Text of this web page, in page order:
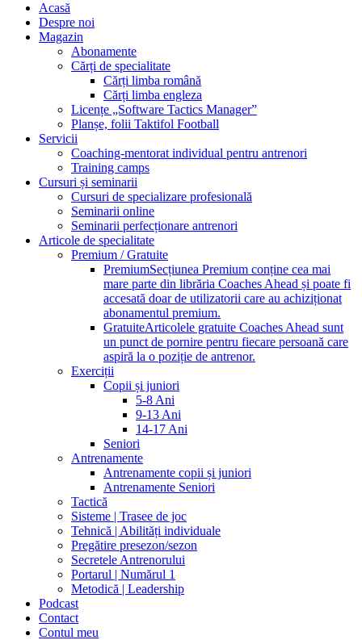
Acasă
Despre noi
Magazin
Abonamente
Cărți de specialitate
Cărți limba română
Cărți limba engleza
Licențe „Software Tactics Manager”
Planșe, folii Taktifol Football
Servicii
Coaching-mentorat individual pentru antrenori
Training camps
Cursuri și seminarii
Cursuri de specializare profesională
Seminarii online
Seminarii perfecționare antrenori
Articole de specialitate
Premium / Gratuite
PremiumSecțiunea Premium conține cea mai
mare parte din librăria Coaches Ahead și poate fi
accesată doar de utilizatorii care au achiziționat
abonamentul premium.
GratuiteArticolele gratuite Coaches Ahead sunt
un punct de pornire pentru fiecare persoană care
aspiră la o poziție de antrenor.
Exerciții
Copii și juniori
5-8 Ani
9-13 Ani
14-17 Ani
Seniori
Antrenamente
Antrenamente copii și juniori
Antrenamente Seniori
Tactică
Sisteme | Trasee de joc
Tehnică | Abilități individuale
Pregătire presezon/sezon
Secretele Antrenorului
Portarul | Numărul 1
Metodică | Leadership
Podcast
Contact
Contul meu